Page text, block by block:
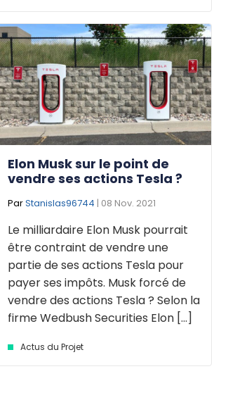
Elon Musk sur le point de
vendre ses actions Tesla ?
ParStanislas96744 | 08 Nov. 2021
Le milliardaire Elon Musk pourrait
être contraint de vendre une
partie de ses actions Tesla pour
payer ses impôts. Musk forcé de
vendre des actions Tesla ? Selon la
firme Wedbush Securities Elon [...]
Actus du Projet